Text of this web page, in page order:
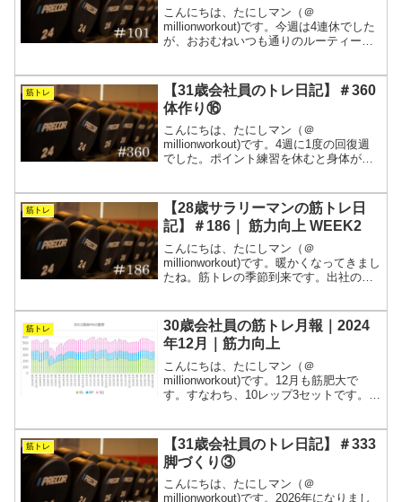
こんにちは、たにしマン（＠
millionworkout)です。今週は4連休でした
が、おおむねいつも通りのルーティーン
かったと思います。暑くて寝苦しい夜が
続きますが、水...
筋トレ
【31歳会社員のトレ日記】＃360
体作り⑯
こんにちは、たにしマン（＠
millionworkout)です。4週に1度の回復週
でした。ポイント練習を休むと身体が軽
眠と食事をしっかりとることを意識して
みます。週5で会...
筋トレ
【28歳サラリーマンの筋トレ日
記】＃186｜ 筋力向上 WEEK2
こんにちは、たにしマン（＠
millionworkout)です。暖かくなってきまし
たね。筋トレの季節到来です。出社の日
です。そして、流れる季節の真ん中でホ
ームジムとは間も...
筋トレ
30歳会社員の筋トレ月報｜2024
年12月｜筋力向上
こんにちは、たにしマン（＠
millionworkout)です。12月も筋肥大で
す。すなわち、10レップ3セットです。重
が、常に“今が一番強い”を目指す筋トレの
記録です。...
筋トレ
【31歳会社員のトレ日記】＃333
脚づくり③
こんにちは、たにしマン（＠
millionworkout)です。2026年になりまし